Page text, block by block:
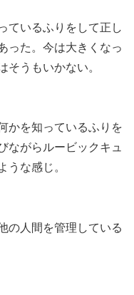
ているふりをして正し
った。今は大きくなっ
そうもいかない。
かを知っているふりを
ながらルービックキュ
うな感じ。
の人間を管理している